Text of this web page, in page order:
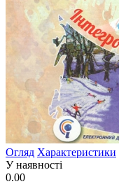
Огляд Характеристики
У наявності
0.00